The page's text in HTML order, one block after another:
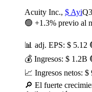
Acuity Inc., $ Ayi
🟢 +1.3% previo al
📊 adj. EPS: $ 5.12
💰 Ingresos: $ 1.2B
📈 Ingresos netos: $
🔎 El fuerte